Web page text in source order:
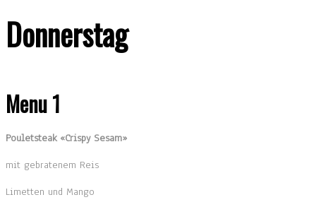
Donnerstag
Menu 1
Pouletsteak «Crispy Sesam»
mit gebratenem Reis
Limetten und Mango